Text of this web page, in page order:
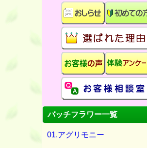
バッチフラワー一覧
01.アグリモニー